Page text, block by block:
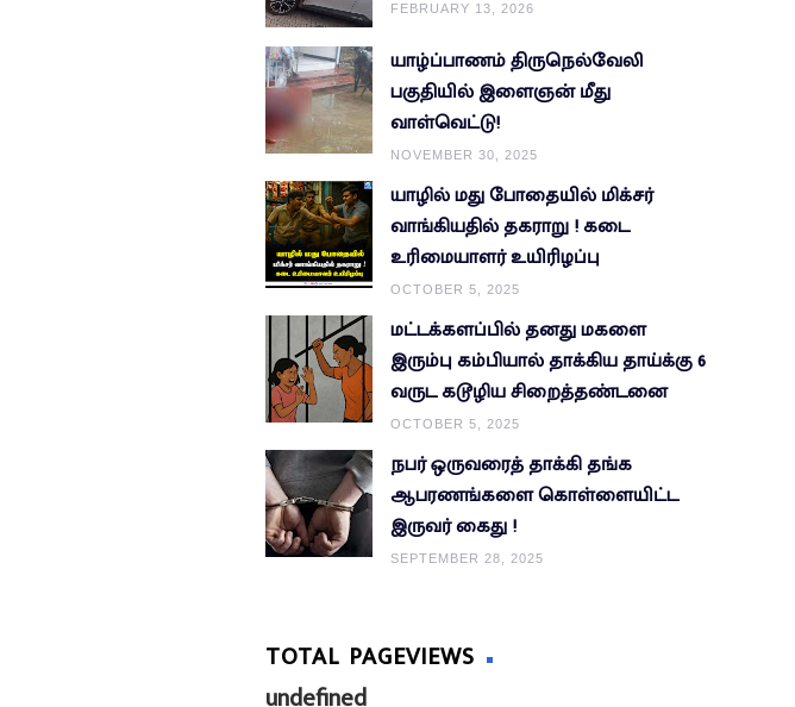
FEBRUARY 13, 2026
யாழ்ப்பாணம் திருநெல்வேலி
பகுதியில் இளைஞன் மீது
வாள்வெட்டு!
NOVEMBER 30, 2025
யாழில் மது போதையில் மிக்சர்
வாங்கியதில் தகராறு ! கடை
உரிமையாளர் உயிரிழப்பு
OCTOBER 5, 2025
மட்டக்களப்பில் தனது மகளை
இரும்பு கம்பியால் தாக்கிய தாய்க்கு 6
வருட கடூழிய சிறைத்தண்டனை
OCTOBER 5, 2025
நபர் ஒருவரைத் தாக்கி தங்க
ஆபரணங்களை கொள்ளையிட்ட
இருவர் கைது !
SEPTEMBER 28, 2025
TOTAL PAGEVIEWS
undefned